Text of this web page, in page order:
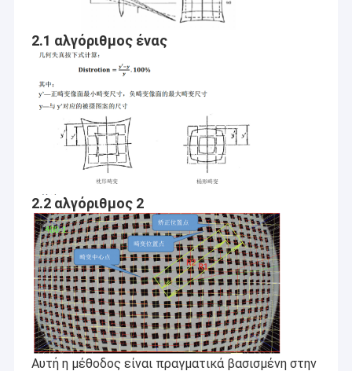
Αρχική Σελίδα
Προϊόντα
Βίντεο
2.1 αλγόριθμος ένας
2.2 αλγόριθμος 2
Αυτή η μέθοδος είναι πραγματικά βασισμένη στην
Η Co. τεχνολογίας Sinoseen Shenzhen, ΕΠΕ καθιερώθηκε το
Μάρτιο του 2009. Για δεκαετίες, Sinoseen έχει αφιερωθεί στην
παροχή των πελατών τις διάφορες προσαρμοσμένες OEM/ODM
λύσεις επεξεργασίας εικόνας CMOS από το σχέδιο και η
ανάπτυξη, που κατασκευάζει, στις μεταπωλήσεις μιας στάσης